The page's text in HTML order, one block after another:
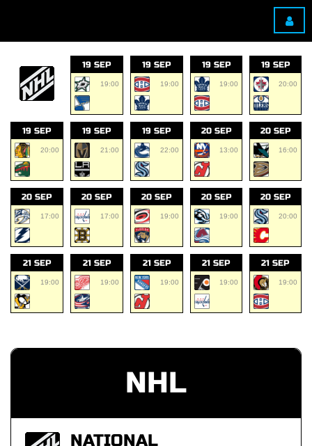
19 SEP
19:00
19 SEP
19:00
19 SEP
19:00
19 SEP
20:00
19 SEP
20:00
19 SEP
21:00
19 SEP
22:00
20 SEP
13:00
20 SEP
16:00
20 SEP
17:00
20 SEP
17:00
20 SEP
19:00
20 SEP
19:00
20 SEP
20:00
21 SEP
19:00
21 SEP
19:00
21 SEP
19:00
21 SEP
19:00
21 SEP
19:00
NHL
NATIONAL